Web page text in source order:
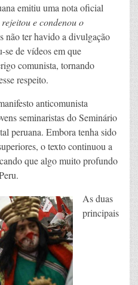
emitiu uma nota oficial
e condenou o
não ter havido a divulgação
se de vídeos em que
comunista, tornando
respeito.
anticomunista
seminaristas do Seminário
peruana. Embora tenha sido
o texto continuou a
que algo muito profundo
As duas
principais